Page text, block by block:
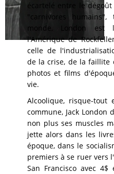
écartelé entre le
"carnivores
monde, London est
l'Amérique de
celle de
de la crise, de la faillite
photos et films
vie.
Alcoolique, risque-
commune, Jack London
non plus ses muscles
jette alors dans les
époque, dans le
premiers à se ruer vers
San Francisco avec